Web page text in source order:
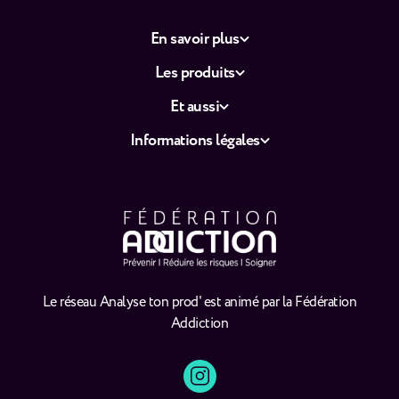
Le réseau Analyse ton prod' est animé par la Fédération
Addiction
En savoir plus
Les produits
Et aussi
Informations légales